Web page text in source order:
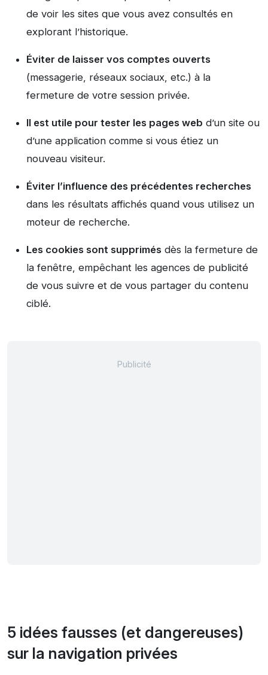
de voir les sites que vous avez consultés en
explorant l’historique.
Éviter de laisser vos comptes ouverts
(messagerie, réseaux sociaux, etc.) à la
fermeture de votre session privée.
Il est utile pour tester les pages web d’un site ou
d’une application comme si vous étiez un
nouveau visiteur.
Éviter l’influence des précédentes recherches
dans les résultats affichés quand vous utilisez un
moteur de recherche.
Les cookies sont supprimés dès la fermeture de
la fenêtre, empêchant les agences de publicité
de vous suivre et de vous partager du contenu
ciblé.
5 idées fausses (et dangereuses)
sur la navigation privées